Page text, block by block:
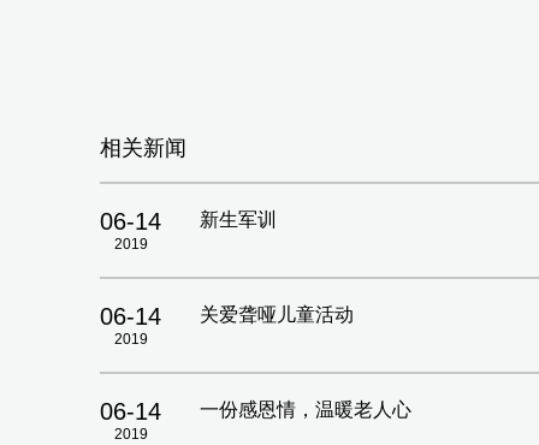
相关新闻
06-14
2019
新生军训
06-14
2019
关爱聋哑儿童活动
06-14
2019
一份感恩情，温暖老人心